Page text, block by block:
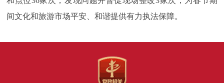
间文化和旅游市场平安、和谐提供有力执法保障。